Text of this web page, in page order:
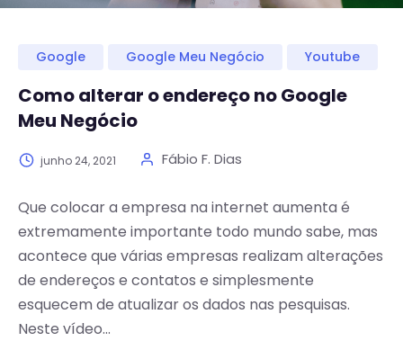
Google Google Meu Negócio Youtube
Como alterar o endereço no Google
Meu Negócio
junho 24, 2021 Fábio F. Dias
Que colocar a empresa na internet aumenta é
extremamente importante todo mundo sabe, mas
acontece que várias empresas realizam alterações
de endereços e contatos e simplesmente
esquecem de atualizar os dados nas pesquisas.
Neste vídeo...